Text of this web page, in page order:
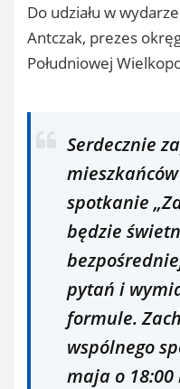
Do udziału w
Antczak, prezes
Południowej
Serdecznie
spotkanie
będzie
pytań i
formule.
wspólnego
maja o